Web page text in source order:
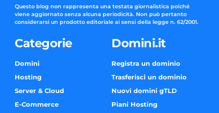
Questo blog non rappresenta una testata giornalistica poiché
viene aggiornato senza alcuna periodicità. Non può pertanto
considerarsi un prodotto editoriale ai sensi della legge n. 62/2001.
Categorie
Domini
Hosting
Server & Cloud
E-Commerce
Domini.it
Registra un dominio
Trasferisci un dominio
Nuovi domini gTLD
Piani Hosting